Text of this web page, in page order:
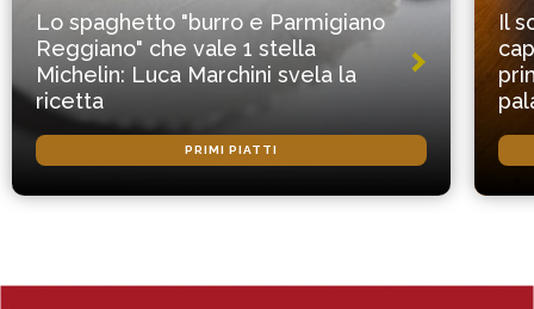
Lo spaghetto "burro e Parmigiano
Reggiano" che vale 1 stella
Michelin: Luca Marchini svela la
ricetta
PRIMI PIATTI
Il